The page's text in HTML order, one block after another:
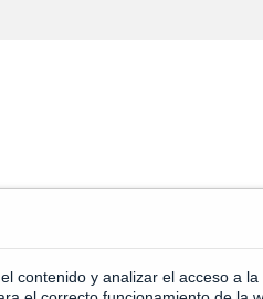
contenido y analizar el acceso a